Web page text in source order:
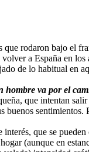
rodaron bajo el
a España en
de lo habitual en
hombre va por el
que intentan
buenos
que se
(aunque en